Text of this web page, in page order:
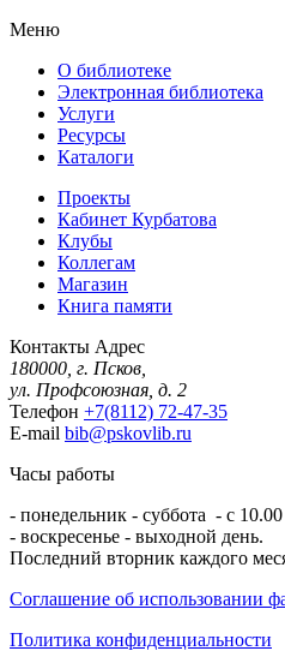
Меню
О библиотеке
Электронная библиотека
Услуги
Ресурсы
Каталоги
Проекты
Кабинет Курбатова
Клубы
Коллегам
Магазин
Книга памяти
Контакты Адрес
180000, г. Псков,
ул. Профсоюзная, д. 2
Телефон +7(8112) 72-47-35
E-mail bib@pskovlib.ru
Часы работы
- понедельник - суббота - с
- воскресенье - выходной день.
Последний вторник каждого
Соглашение об использовании
Политика конфиденциальности